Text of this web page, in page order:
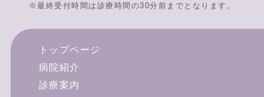
※最終受付時間は診療時間の30分前までとなります。
トップページ
病院紹介
診療案内